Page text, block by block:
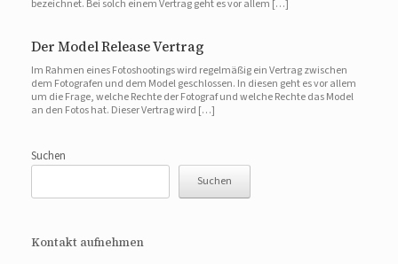
bezeichnet. Bei solch einem Vertrag geht es vor allem […]
Der Model Release Vertrag
Im Rahmen eines Fotoshootings wird regelmäßig ein Vertrag zwischen
dem Fotografen und dem Model geschlossen. In diesen geht es vor allem
um die Frage, welche Rechte der Fotograf und welche Rechte das Model
an den Fotos hat. Dieser Vertrag wird […]
Suchen
Suchen
Kontakt aufnehmen